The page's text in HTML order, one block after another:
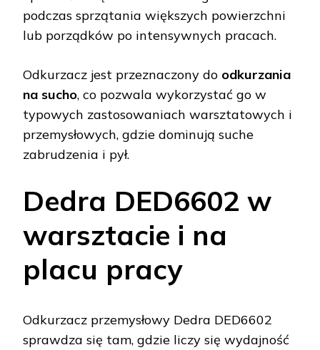
podczas sprzątania większych powierzchni
lub porządków po intensywnych pracach.
Odkurzacz jest przeznaczony do odkurzania
na sucho, co pozwala wykorzystać go w
typowych zastosowaniach warsztatowych i
przemysłowych, gdzie dominują suche
zabrudzenia i pył.
Dedra DED6602 w
warsztacie i na
placu pracy
Odkurzacz przemysłowy Dedra DED6602
sprawdza się tam, gdzie liczy się wydajność